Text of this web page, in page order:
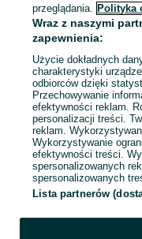
Zadzwoń /
przeglądania. Polityka
Wraz z naszymi
zapewnienia:
Użycie dokładnych
charakterystyki
odbiorców dzięki
Przechowywanie
efektywności reklam.
personalizacji treści.
reklam.
Wykorzystywanie
efektywności treści.
spersonalizowanych
spersonalizowanych
Lista partnerów